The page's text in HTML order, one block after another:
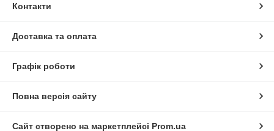
Контакти
Доставка та оплата
Графік роботи
Повна версія сайту
Сайт створено на маркетплейсі Prom.ua